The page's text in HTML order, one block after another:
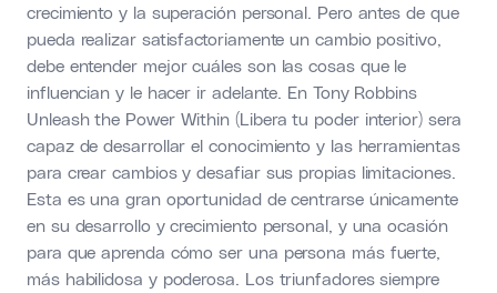
crecimiento y la superación personal. Pero antes de que
pueda realizar satisfactoriamente un cambio positivo,
debe entender mejor cuáles son las cosas que le
influencian y le hacer ir adelante. En Tony Robbins
Unleash the Power Within (Libera tu poder interior) sera
capaz de desarrollar el conocimiento y las herramientas
para crear cambios y desafiar sus propias limitaciones.
Esta es una gran oportunidad de centrarse únicamente
en su desarrollo y crecimiento personal, y una ocasión
para que aprenda cómo ser una persona más fuerte,
más habilidosa y poderosa. Los triunfadores siempre